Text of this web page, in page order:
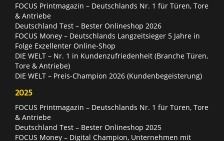
FOCUS Printmagazin – Deutschlands Nr. 1 für Türen, Tore
& Antriebe
Deutschland Test – Bester Onlineshop 2026
FOCUS Money – Deutschlands Langzeitsieger 5 Jahre in
Folge Exzellenter Online-Shop
DIE WELT – Nr. 1 in Kundenzufriedenheit (Branche Türen,
Tore & Antriebe)
DIE WELT – Preis-Champion 2026 (Kundenbegeisterung)
2025
FOCUS Printmagazin – Deutschlands Nr. 1 für Türen, Tore
& Antriebe
Deutschland Test – Bester Onlineshop 2025
FOCUS Money – Digital Champion, Unternehmen mit